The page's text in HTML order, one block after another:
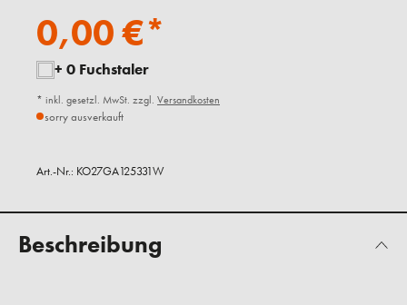
0,00 €*
+ 0 Fuchstaler
* inkl. gesetzl. MwSt. zzgl. Versandkosten
sorry ausverkauft
Art.-Nr.: KO27GA125331W
Beschreibung